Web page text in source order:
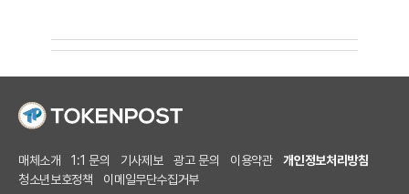
매체소개 1:1 문의 기사제보 광고 문의 이용약관
개인정보처리방침
청소년보호정책
이메일무단수집거부